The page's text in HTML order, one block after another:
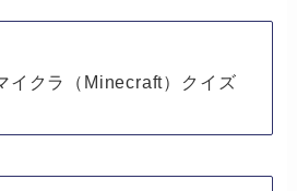
イクラ（Minecraft）クイズ